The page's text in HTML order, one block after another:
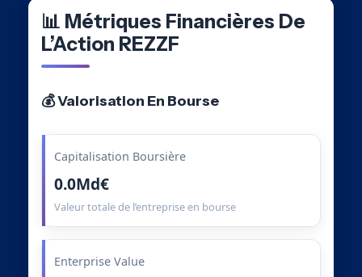
📊 Métriques Financières De
L’Action REZZF
💰 Valorisation En Bourse
Capitalisation Boursière
0.0Md€
Valeur totale de l’entreprise en bourse
Enterprise Value